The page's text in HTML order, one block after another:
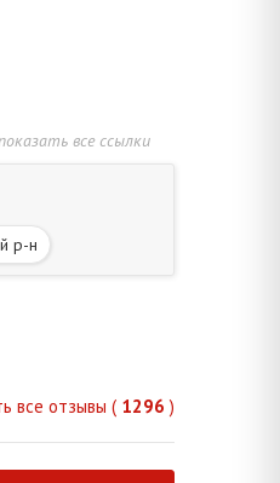
все ссылки
р-н
все отзывы ( 1296 )